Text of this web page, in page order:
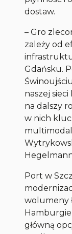
dostaw.
–Gro
zależy od
Gdańsku.
naszej
na dalszy
w nich
Port w
wolumeny
główną